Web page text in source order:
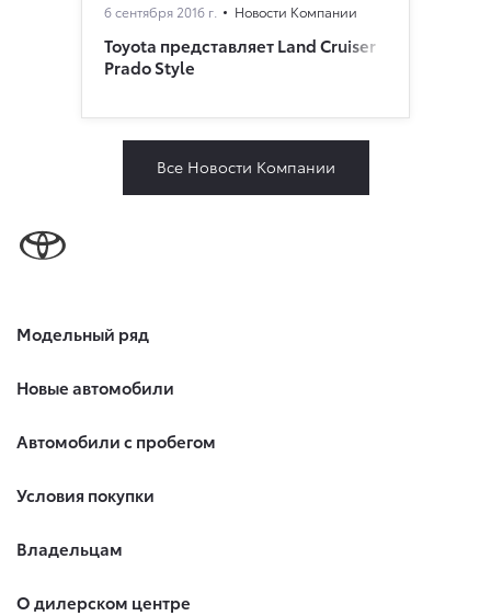
6 сентября 2016 г. Новости Компании
Toyota представляет Land Cruiser
Prado Style
Все Новости Компании
Модельный ряд
Новые автомобили
Автомобили с пробегом
Условия покупки
Владельцам
О дилерском центре